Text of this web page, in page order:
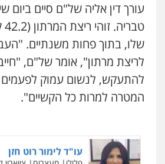
עורך דין אליה של"ם סיים ביום
שלו, בתוך פחות משנתיים.
לריצת מרתון", אומר של"ם,
להתעקש, לנשום עמוק לפעמים
המטרה למרות כל הקשיים".
עו"ד עידית שינו-
חמורה מעצרים וחקירות
0507587013
עו"ד נס בן נתן
פלילי כלכלי פשיעה
0505555110
עו"ד לימור רוט חזן
פלילי מעצרים צווארון